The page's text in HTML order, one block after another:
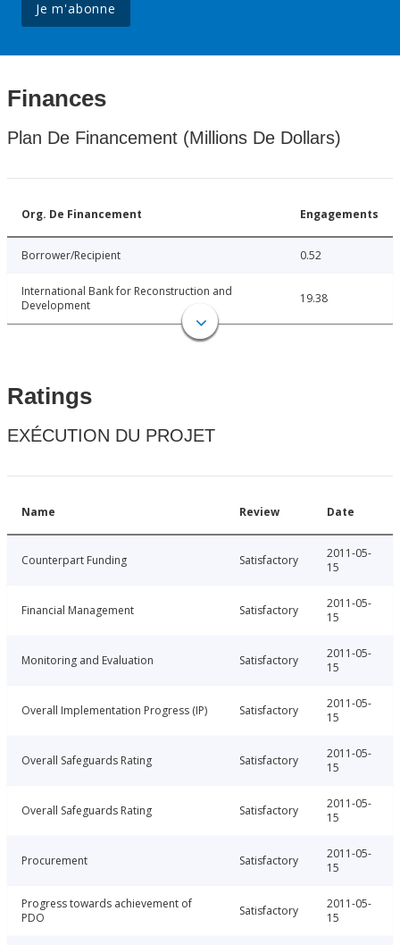
Je m'abonne
Finances
Plan De Financement (Millions De Dollars)
Org. De Financement Engagements
Borrower/Recipient 0.52
International Bank for Reconstruction and
Development
19.38
Ratings
EXÉCUTION DU PROJET
Name Review Date
Counterpart Funding Satisfactory
2011-05-
15
Financial Management Satisfactory
2011-05-
15
Monitoring and Evaluation Satisfactory
2011-05-
15
Overall Implementation Progress (IP) Satisfactory
2011-05-
15
Overall Safeguards Rating Satisfactory
2011-05-
15
Overall Safeguards Rating Satisfactory
2011-05-
15
Procurement Satisfactory
2011-05-
15
Progress towards achievement of
PDO
Satisfactory
2011-05-
15